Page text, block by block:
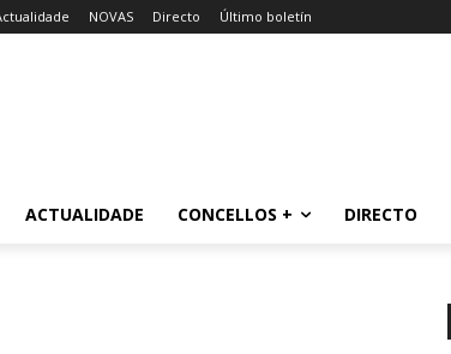
NOVAS Directo Último boletín
ACTUALIDADE CONCELLOS + DIRECTO